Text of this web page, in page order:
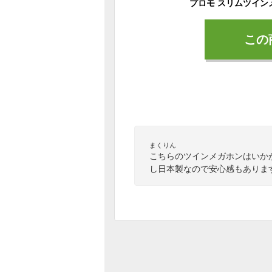
プロモ スリムツイ
こ
まくりん
こちらのツインメガホンはい
し日本製なので安心感もありま